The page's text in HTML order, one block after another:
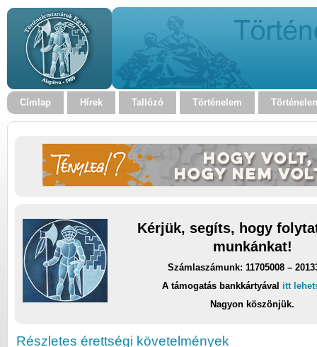
Címlap Hírek Tallózó Történelem
Kérjük, segíts, hogy
munkánkat!
Számlaszámunk: 11705008 –
A támogatás bankkártyával itt
Nagyon köszönjük.
Részletes érettségi követelmények